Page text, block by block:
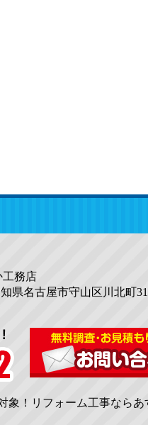
工務店
県名古屋市守山区川北町
象！リフォーム工事ならあ